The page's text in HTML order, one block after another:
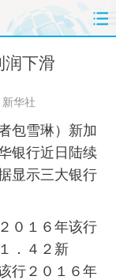
法治
汽车
公司
食品
润下滑
新华社
包雪琳）新加
银行近日陆续
显示三大银行
０１６年该行
．４２新
行２０１６年